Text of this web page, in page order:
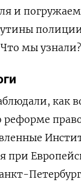
и
мы узнали?
как
реформе
при